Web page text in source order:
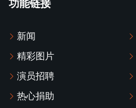
功能链接
新闻
精彩图片
演员招聘
热心捐助